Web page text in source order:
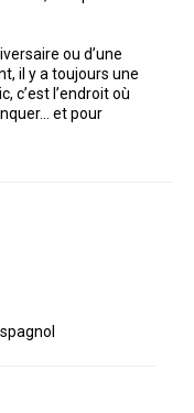
ou d’une
il y a toujours une
c’est l’endroit où
et pour